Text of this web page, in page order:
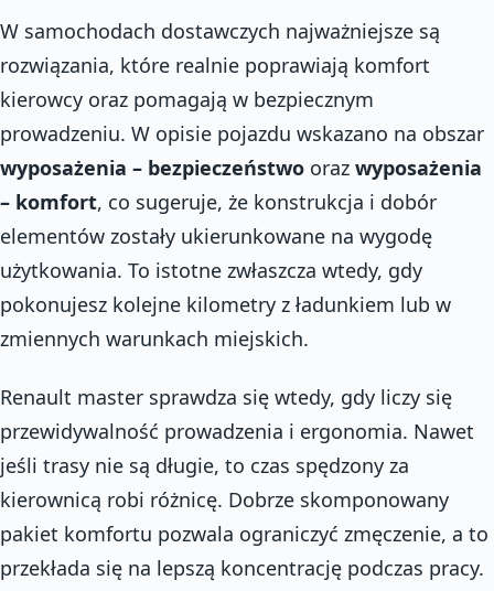
W samochodach dostawczych najważniejsze są
rozwiązania, które realnie poprawiają komfort
kierowcy oraz pomagają w bezpiecznym
prowadzeniu. W opisie pojazdu wskazano na obszar
wyposażenia – bezpieczeństwo oraz wyposażenia
– komfort, co sugeruje, że konstrukcja i dobór
elementów zostały ukierunkowane na wygodę
użytkowania. To istotne zwłaszcza wtedy, gdy
pokonujesz kolejne kilometry z ładunkiem lub w
zmiennych warunkach miejskich.
Renault master sprawdza się wtedy, gdy liczy się
przewidywalność prowadzenia i ergonomia. Nawet
jeśli trasy nie są długie, to czas spędzony za
kierownicą robi różnicę. Dobrze skomponowany
pakiet komfortu pozwala ograniczyć zmęczenie, a to
przekłada się na lepszą koncentrację podczas pracy.